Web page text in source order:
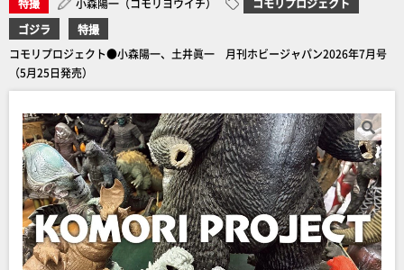
ゴジラ
特撮
コモリプロジェクト●小森陽一、土井眞一 月刊ホビージャパン2026年7月号
（5月25日発売）